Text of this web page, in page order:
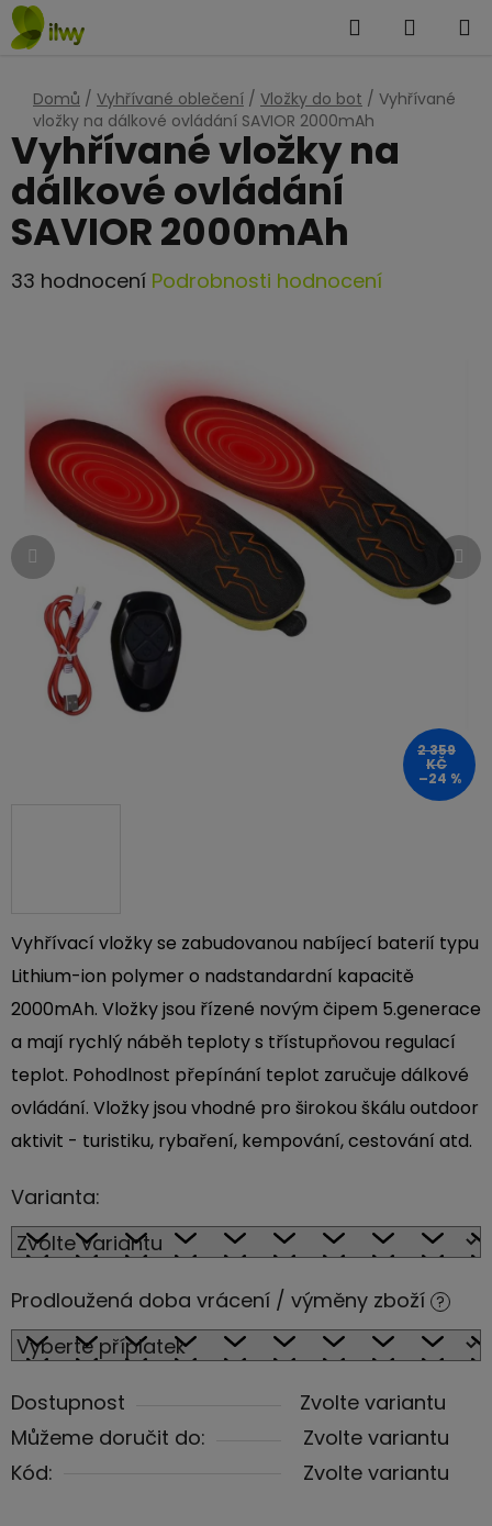
Přejít
na
Hledat
Domů / Vyhřívané oblečení / Vložky do bot / Vyhřívané
vložky na dálkové ovládání SAVIOR 2000mAh
Vyhřívací vložky se zabudovanou nabíjecí baterií typu
Lithium-ion polymer o nadstandardní kapacitě
2000mAh. Vložky jsou řízené novým čipem 5.generace
a mají rychlý náběh teploty s třístupňovou regulací
teplot. Pohodlnost přepínání teplot zaručuje dálkové
ovládání. Vložky jsou vhodné pro širokou škálu outdoor
aktivit - turistiku, rybaření, kempování, cestování atd.
Varianta:
Prodloužená doba vrácení / výměny zboží ?
Dostupnost
Zvolte variantu
Můžeme doručit do:
Zvolte variantu
Kód:
Zvolte variantu
Vyhřívané vložky na
dálkové ovládání
SAVIOR 2000mAh
Průměrné
hvězdiček.
33 hodnocení Podrobnosti hodnocení
2 359
KČ
–24 %